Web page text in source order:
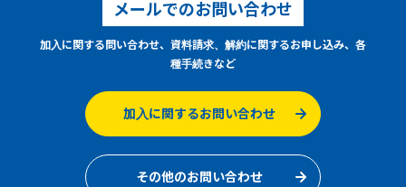
メールでのお問い合わせ
加入に関する問い合わせ、資料請求、解約に関するお申し込み、各
種手続きなど
加入に関するお問い合わせ
その他のお問い合わせ